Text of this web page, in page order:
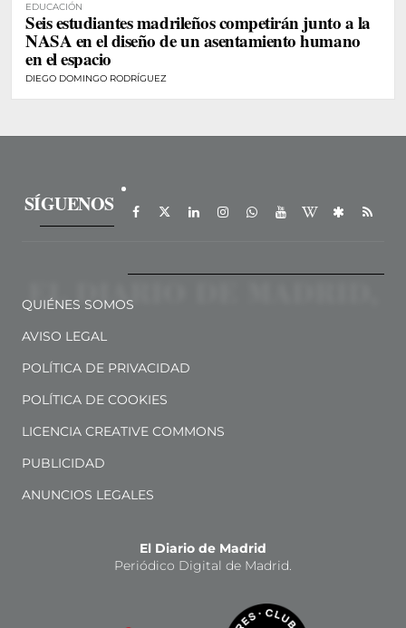
EDUCACIÓN
Seis estudiantes madrileños competirán junto a la
NASA en el diseño de un asentamiento humano
en el espacio
DIEGO DOMINGO RODRÍGUEZ
SÍGUENOS
QUIÉNES SOMOS
AVISO LEGAL
POLÍTICA DE PRIVACIDAD
POLÍTICA DE COOKIES
LICENCIA CREATIVE COMMONS
PUBLICIDAD
ANUNCIOS LEGALES
El Diario de Madrid
Periódico Digital de Madrid.